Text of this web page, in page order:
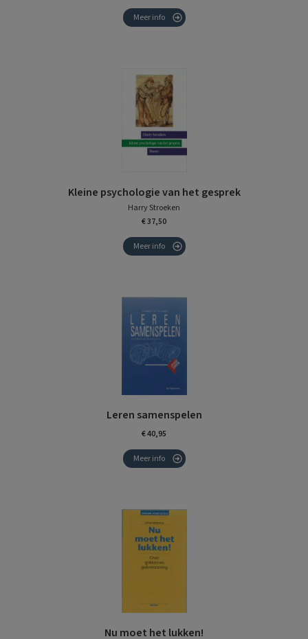
Meer info
Kleine psychologie van het gesprek
Harry Stroeken
€ 37,50
Meer info
Leren samenspelen
€ 40,95
Meer info
Nu moet het lukken!